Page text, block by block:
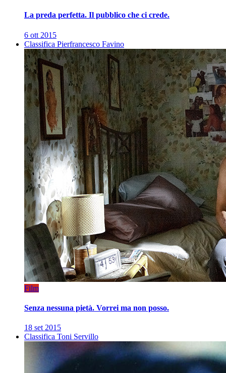
La preda perfetta. Il pubblico che ci crede.
6 ott 2015
Classifica Pierfrancesco Favino
Film
Senza nessuna pietà. Vorrei ma non posso.
18 set 2015
Classifica Toni Servillo